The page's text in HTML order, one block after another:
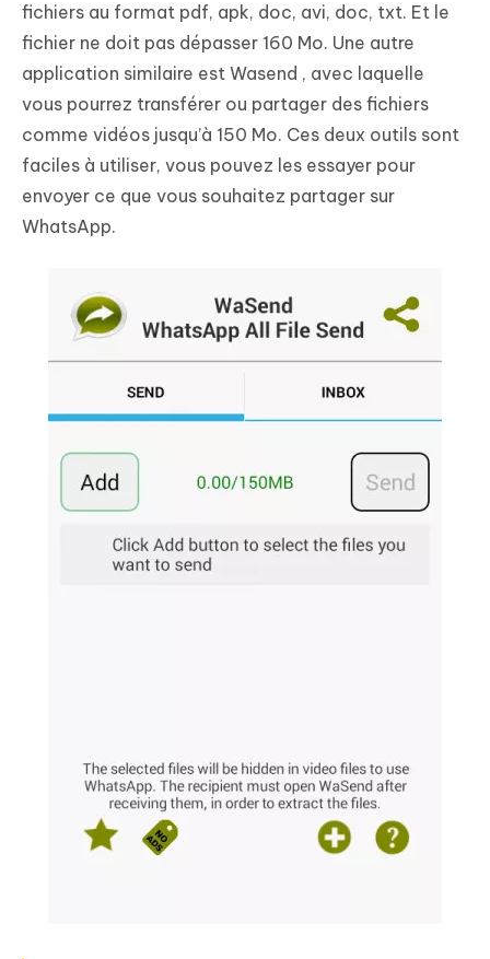
fichiers au format pdf, apk, doc, avi, doc, txt. Et le
fichier ne doit pas dépasser 160 Mo. Une autre
application similaire est Wasend , avec laquelle
vous pourrez transférer ou partager des fichiers
comme vidéos jusqu’à 150 Mo. Ces deux outils sont
faciles à utiliser, vous pouvez les essayer pour
envoyer ce que vous souhaitez partager sur
WhatsApp.